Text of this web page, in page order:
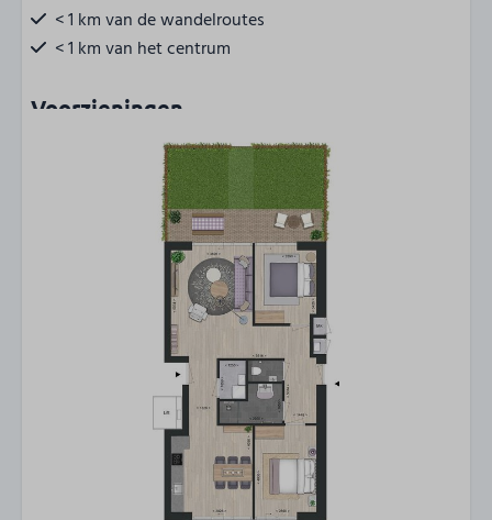
< 1 km van de wandelroutes
< 1 km van het centrum
Voorzieningen
Basisvoorzieningen
Centrale ligging
Parkeerplaats bij accommodatie
E-bike oplaadpunt
Accommodatie bereikbaar met lift